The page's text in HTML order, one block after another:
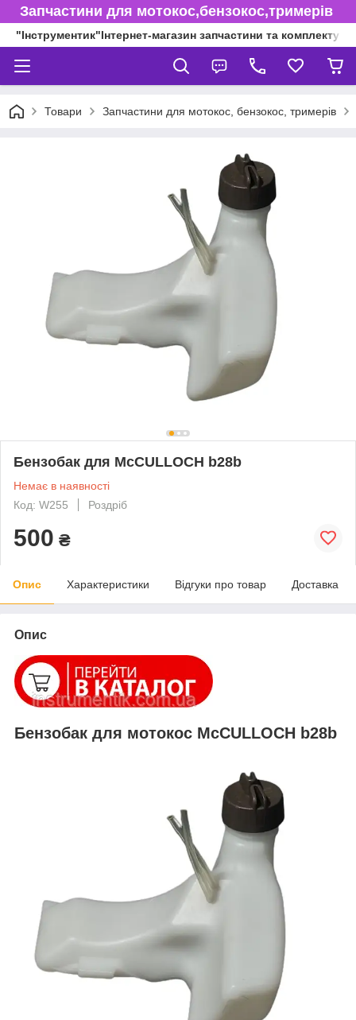
Запчастини для мотокос,бензокос,тримерів
"Інструментик"Інтернет-магазин запчастини та
Товари Запчастини для мотокос, бензокос, тримерів
Бензобак для McCULLOCH b28b
Немає в наявності
Код: W255
Роздріб
500 ₴
Опис Характеристики Відгуки про товар Доставка
Опис
Бензобак для мотокос McCULLOCH b28b